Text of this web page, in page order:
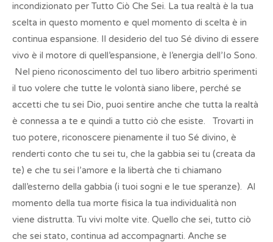
incondizionato per Tutto Ciò Che Sei. La tua realtà è la tua
scelta in questo momento e quel momento di scelta è in
continua espansione. Il desiderio del tuo Sé divino di essere
vivo è il motore di quell’espansione, è l’energia dell’Io Sono.
Nel pieno riconoscimento del tuo libero arbitrio sperimenti
il tuo volere che tutte le volontà siano libere, perché se
accetti che tu sei Dio, puoi sentire anche che tutta la realtà
è connessa a te e quindi a tutto ciò che esiste. Trovarti in
tuo potere, riconoscere pienamente il tuo Sé divino, è
renderti conto che tu sei tu, che la gabbia sei tu (creata da
te) e che tu sei l’amore e la libertà che ti chiamano
dall’esterno della gabbia (i tuoi sogni e le tue speranze). Al
momento della tua morte fisica la tua individualità non
viene distrutta. Tu vivi molte vite. Quello che sei, tutto ciò
che sei stato, continua ad accompagnarti. Anche se